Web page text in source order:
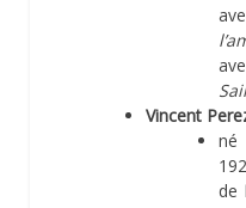
Vincent
né
de